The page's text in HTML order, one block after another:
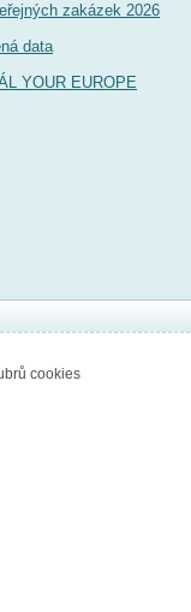
zakázek 2026
data
YOUR EUROPE
cookies